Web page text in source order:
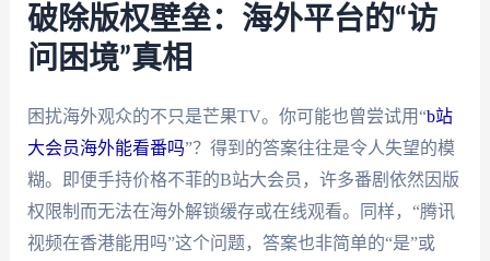
破除版权壁垒：海外平台的“访
问困境”真相
困扰海外观众的不只是芒果TV。你可能也曾尝试用“b站
大会员海外能看番吗”？得到的答案往往是令人失望的模
糊。即便手持价格不菲的B站大会员，许多番剧依然因版
权限制而无法在海外解锁缓存或在线观看。同样，“腾讯
视频在香港能用吗”这个问题，答案也非简单的“是”或